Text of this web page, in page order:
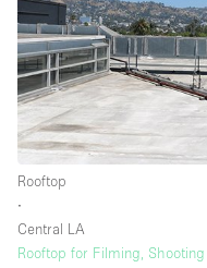
Rooftop
∙
Central LA
Rooftop for Filming,